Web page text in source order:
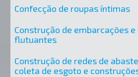
Confecção de roupas íntimas
Construção de embarcações
flutuantes
Construção de redes de
coleta de esgoto e